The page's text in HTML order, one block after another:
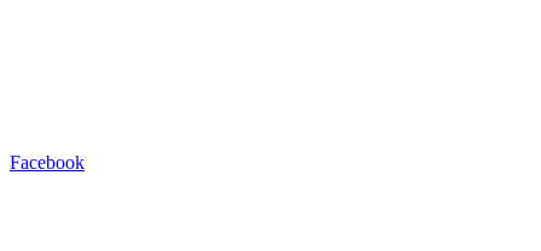
Facebook